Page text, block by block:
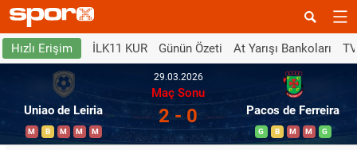
Hızlı Erişim İLK11 KUR Günün Özeti At Yarışı Bankoları
Uniao de Leiria
M B M M M
29.03.2026
Maç Sonu
2 - 0 Pacos de Ferreira
G B M M G